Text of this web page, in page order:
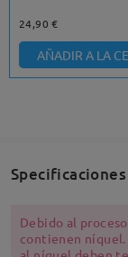
24,90 €
AÑADIR A LA
Specificaciones
Debido al
contienen